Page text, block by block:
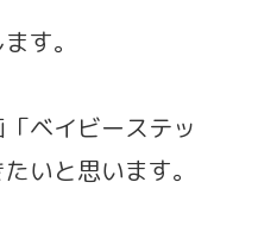
す。
ベイビーステッ
いと思います。